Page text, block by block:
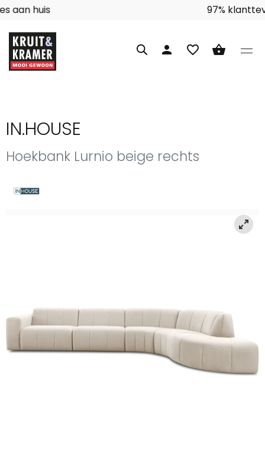
person favorite_border shopping_basket
IN.HOUSE
Hoekbank Lurnio beige rechts